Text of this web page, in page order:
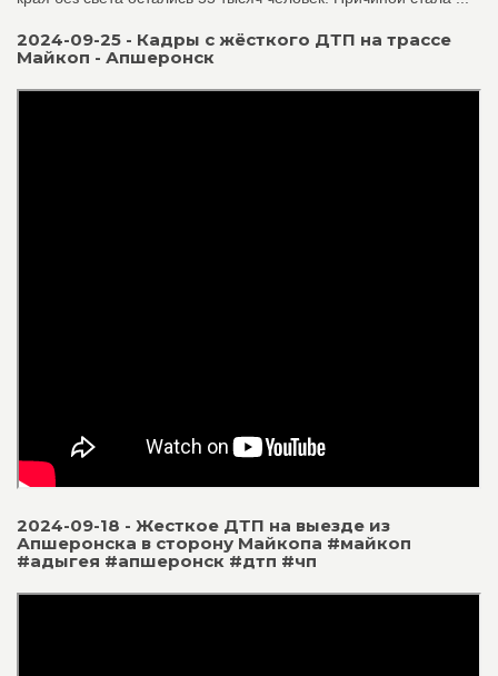
2024-09-25 - Кадры с жёсткого ДТП на трассе
Майкоп - Апшеронск
2024-09-18 - Жесткое ДТП на выезде из
Апшеронска в сторону Майкопа #майкоп
#адыгея #апшеронск #дтп #чп